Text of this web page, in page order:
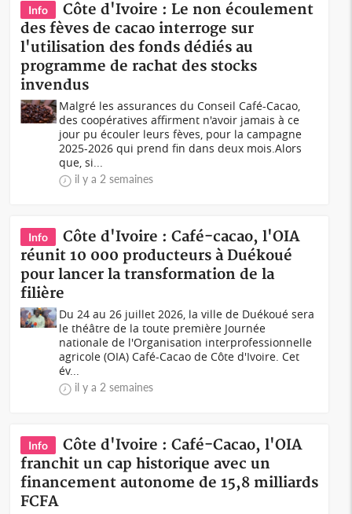
Info
Côte d'Ivoire : Le non écoulement
des fèves de cacao interroge sur
l'utilisation des fonds dédiés au
programme de rachat des stocks
invendus
Malgré les assurances du Conseil Café-Cacao,
des coopératives affirment n'avoir jamais à ce
jour pu écouler leurs fèves, pour la campagne
2025-2026 qui prend fin dans deux mois.Alors
que, si...
il y a 2 semaines
Info
Côte d'Ivoire : Café-cacao, l'OIA
réunit 10 000 producteurs à Duékoué
pour lancer la transformation de la
filière
Du 24 au 26 juillet 2026, la ville de Duékoué sera
le théâtre de la toute première Journée
nationale de l'Organisation interprofessionnelle
agricole (OIA) Café-Cacao de Côte d'Ivoire. Cet
év...
il y a 2 semaines
Info
Côte d'Ivoire : Café-Cacao, l'OIA
franchit un cap historique avec un
financement autonome de 15,8 milliards
FCFA